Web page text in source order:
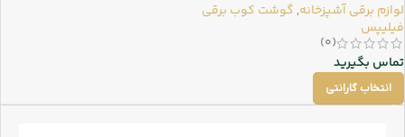
لوازم برقی آشپزخانه, گوشت کوب برقی
فیلیپس
(0)
تماس بگیرید
انتخاب گارانتی